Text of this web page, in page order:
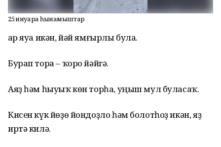
25 ғинуарға һынамыштар
Ҡар яуа икән, йәй ямғырлы була.
Бурап тора – ҡоро йәйгә.
Аяҙ һәм һыуыҡ көн торһа, уңыш мул буласаҡ.
Кисен күк йөҙө йондоҙло һәм болотһоҙ икән, яҙ
иртә килә.